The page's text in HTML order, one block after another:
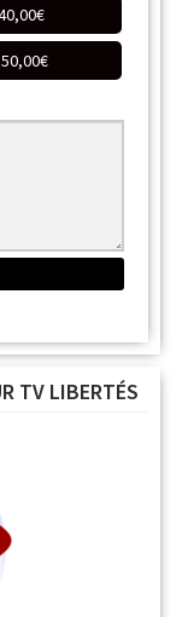
€
€
TV LIBERTÉS